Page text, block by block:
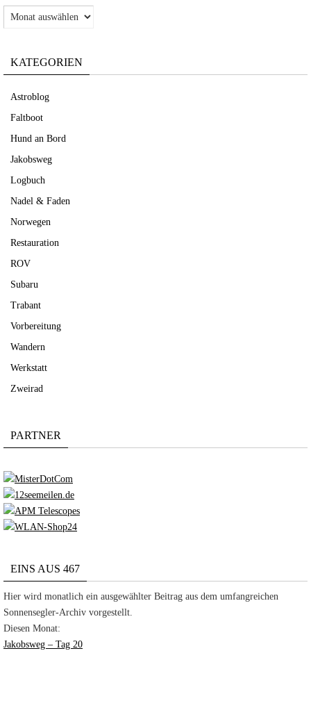
Archiv
KATEGORIEN
Astroblog
Faltboot
Hund an Bord
Jakobsweg
Logbuch
Nadel & Faden
Norwegen
Restauration
ROV
Subaru
Trabant
Vorbereitung
Wandern
Werkstatt
Zweirad
PARTNER
EINS AUS 467
Hier wird monatlich ein ausgewählter Beitrag aus dem umfangreichen
Sonnensegler-Archiv vorgestellt.
Diesen Monat:
Jakobsweg – Tag 20